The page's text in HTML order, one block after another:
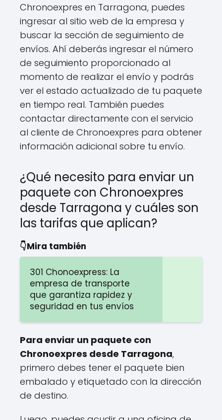
Chronoexpres en Tarragona, puedes
ingresar al sitio web de la empresa y
buscar la sección de seguimiento de
envíos. Ahí deberás ingresar el número
de seguimiento proporcionado al
momento de realizar el envío y podrás
ver el estado actualizado de tu paquete
en tiempo real. También puedes
contactar directamente con el servicio
al cliente de Chronoexpres para obtener
información adicional sobre tu envío.
¿Qué necesito para enviar un
paquete con Chronoexpres
desde Tarragona y cuáles son
las tarifas que aplican?
👇Mira también
301 Chonoexpress: La
empresa de transporte
que garantiza rapidez y
seguridad en tus envíos
Para enviar un paquete con
Chronoexpres desde Tarragona,
primero debes tener el paquete bien
embalado y etiquetado con la dirección
de destino.